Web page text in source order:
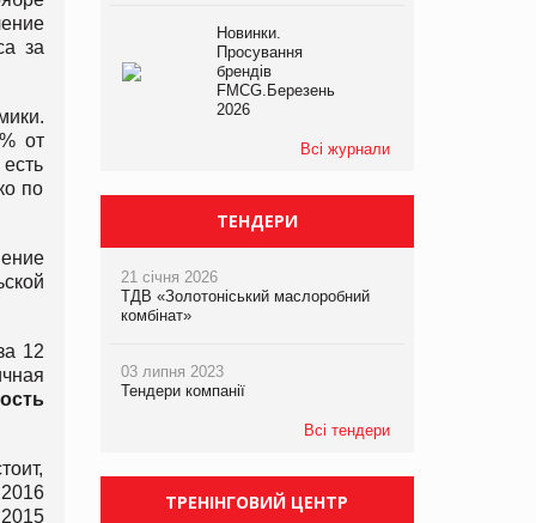
за
от
по
12
Новинки.
Просування
брендів
FMCG.Березень
2026
Всі журнали
ТЕНДЕРИ
21 січня 2026
ТДВ «Золотоніський маслоробний
комбінат»
03 липня 2023
Тендери компанії
Всі тендери
ТРЕНІНГОВИЙ ЦЕНТР